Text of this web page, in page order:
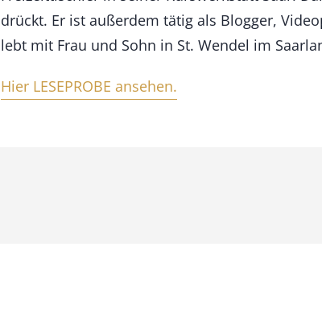
drückt. Er ist außerdem tätig als Blogger,
lebt mit Frau und Sohn in St. Wendel im
Hier LESEPROBE ansehen.